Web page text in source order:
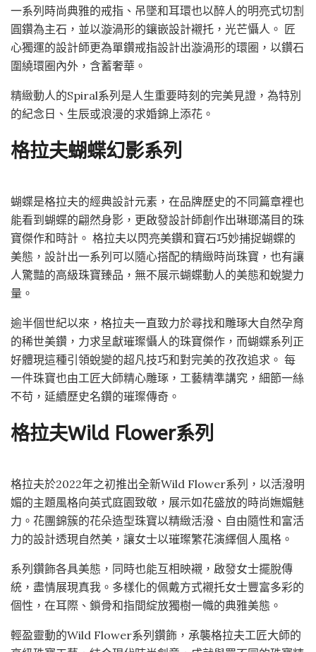
一系列時尚典雅的戒指、吊墜和耳環也以醉人的明亮式切割
圓鑽為主石，並以漩渦形的鑲嵌設計襯托，光芒懾人。 匠
心獨運的設計師更為單鑽戒指設計出漩渦形的環圈，以鑽石
圍繞環圈內外，含蓄奢華。
精緻動人的Spiral系列是人生重要時刻的完美見證，為特別
的紀念日、生辰或浪漫的求婚錦上添花。
格拉夫蝴蝶幻影系列
蝴蝶是格拉夫的經典設計元素，在品牌歷史的不同篇章裡也
能看到蝴蝶的翩然身影，更啟發設計師創作出琳瑯滿目的珠
寶傑作和時計。 格拉夫以閃亮美鑽和寶石巧妙捕捉蝴蝶的
美態，設計出一系列可以隨心搭配的精緻時尚珠寶，也有讓
人驚豔的高級珠寶臻品，無不展示蝴蝶動人的美態和蛻變力
量。
逾半個世紀以來，格拉夫一直致力於尋找和雕琢大自然孕育
的稀世美鑽，力求呈獻璀璨懾人的珠寶傑作，而蝴蝶系列正
好體現這種引領蛻變的超凡技巧和對完美的孜孜追求。 每
一件珠寶也由工匠大師精心雕琢，工藝精準講究，細節一絲
不苟，延續歷史名鑽的璀璨傳奇。
格拉夫Wild Flower系列
格拉夫於2022年之初推出全新Wild Flower系列，以活潑明
媚的主題風格向英式庭園致敬，展示如花盛放的時尚嫵媚魅
力。花團錦簇的花朵造型珠寶以精緻活潑、自由隨性和富活
力的設計透現自然美，讓女士以璀璨繁花演繹個人風格。
系列鑽飾各具美態，同時也能互相映襯，啟發女士擺脫傳
統，盡情展現真我。多樣化的佩戴方式襯托女士豐富多彩的
個性，在耳際、鎖骨和指間綻放獨樹一幟的典雅美態。
輕盈靈動的Wild Flower系列鑽飾，承襲格拉夫工匠大師的